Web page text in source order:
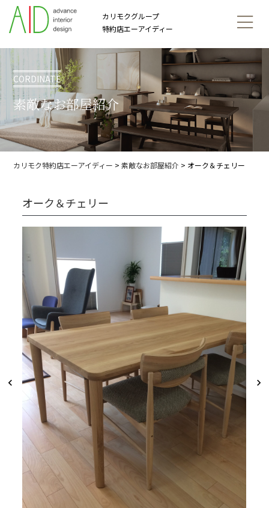
カリモクグループ
特約店エーアイディー
CORDINATE
素敵なお部屋紹介
カリモク特約店エーアイディー >素敵なお部屋紹介 > オーク＆チェリー
オーク＆チェリー